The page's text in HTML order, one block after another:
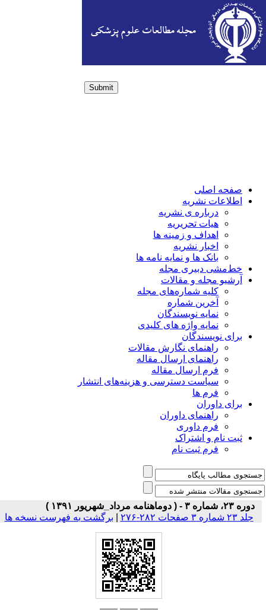
Submit
صفحه اصلی
اطلاعات نشریه
درباره ی نشریه
هیات تحریریه
اهداف و زمینه ها
اخبار نشریه
بانک ها و نمایه نامه ها
خط‌مشی دبیری مجله
آرشیو مجله و مقالات
کلیه شماره‌های مجله
آخرین شماره
نمایه نویسندگان
نمایه واژه های کلیدی
برای نویسندگان
راهنمای نگارش مقالات
راهنمای ارسال مقاله
فرم ارسال مقاله
سیاست دسترسی و هزینه‌های انتشار
فرم ها
برای داوران
راهنمای داوران
فرم داوری
ثبت نام و اشتراک
فرم ثبت نام
دوره ۲۳، شماره ۳ - ( دوماهنامه مرداد_شهریور ۱۳۹۱ )
جلد ۲۳ شماره ۳ صفحات ۲۸۲-۲۷۶
| برگشت به فهرست نسخه ها